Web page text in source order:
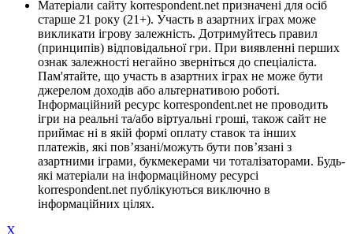
Матеріали сайту korrespondent.net призначені для осіб
старше 21 року (21+). Участь в азартних іграх може
викликати ігрову залежність. Дотримуйтесь правил
(принципів) відповідальної гри. При виявленні перших
ознак залежності негайно зверніться до спеціаліста.
Пам'ятайте, що участь в азартних іграх не може бути
джерелом доходів або альтернативою роботі.
Інформаційний ресурс korrespondent.net не проводить
ігри на реальні та/або віртуальні гроші, також сайт не
приймає ні в якій формі оплату ставок та інших
платежів, які пов’язані/можуть бути пов’язані з
азартними іграми, букмекерами чи тоталізаторами. Будь-
які матеріали на інформаційному ресурсі
korrespondent.net публікуються виключно в
інформаційних цілях.
X